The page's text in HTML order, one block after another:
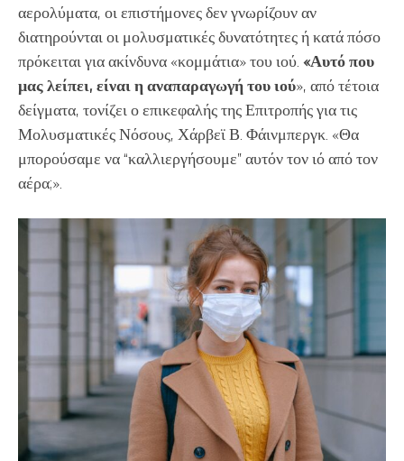
αερολύματα, οι επιστήμονες δεν γνωρίζουν αν
διατηρούνται οι μολυσματικές δυνατότητες ή κατά πόσο
πρόκειται για ακίνδυνα «κομμάτια» του ιού. «Αυτό που
μας λείπει, είναι η αναπαραγωγή του ιού», από τέτοια
δείγματα, τονίζει ο επικεφαλής της Επιτροπής για τις
Μολυσματικές Νόσους, Χάρβεϊ Β. Φάινμπεργκ. «Θα
μπορούσαμε να “καλλιεργήσουμε” αυτόν τον ιό από τον
αέρα;».